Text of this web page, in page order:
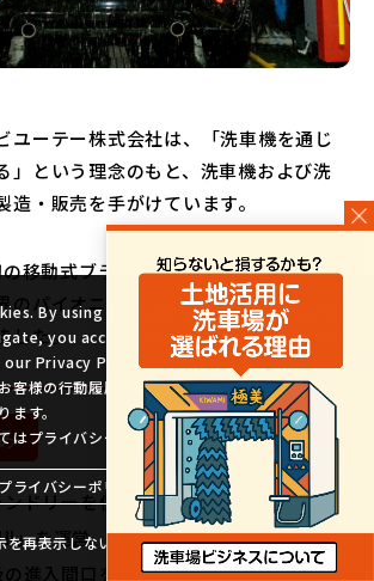
ユーテー株式会社は、「洗車機を通じ
」という理念のもと、洗車機および洗
造・販売を手がけています。
移動式ブラシ付き門型自動洗車機を開
のパイオニアとして最新技術の研究・
した。
ドリーを併設した直営店舗
」を運営
進入間口を持つ洗車機「極美」を
page top
By using the website and its offers and
you accept these cookies. You can find
Privacy Policy Notice.
客様の行動履歴情報、属性情報などの取得のため
ます。
はプライバシーポリシーからご確認ください。
イバシーポリシー）
再表示しない)